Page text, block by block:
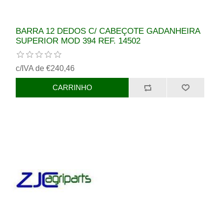
BARRA 12 DEDOS C/ CABEÇOTE GADANHEIRA
SUPERIOR MOD 394 REF. 14502
c/IVA de €240,46